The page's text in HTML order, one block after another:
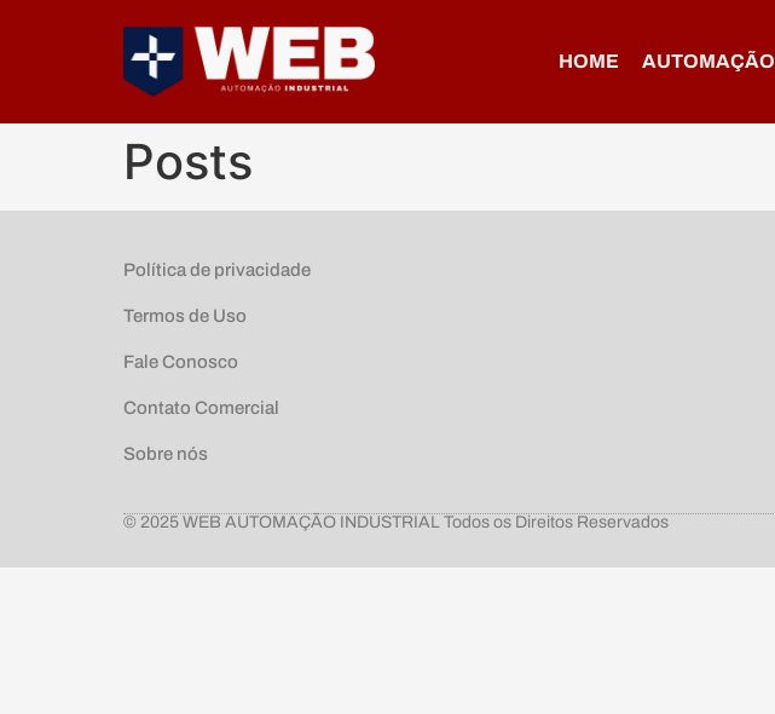
HOME AUTOMAÇÃO
Posts
Política de privacidade
Termos de Uso
Fale Conosco
Contato Comercial
Sobre nós
© 2025 WEB AUTOMAÇÃO INDUSTRIAL Todos os Direitos Reservados